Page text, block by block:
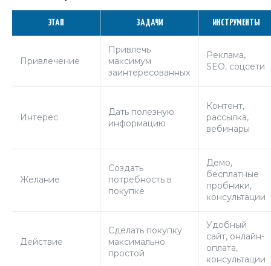
ЭТАП ЗАДАЧИ ИНСТРУМЕНТЫ
Привлечение
Привлечь
максимум
заинтересованных
Реклама,
SEO, соцсети
Интерес
Дать полезную
информацию
Контент,
рассылка,
вебинары
Желание
Создать
потребность в
покупке
Демо,
бесплатные
пробники,
консультации
Действие
Сделать покупку
максимально
простой
Удобный
сайт, онлайн-
оплата,
консультации